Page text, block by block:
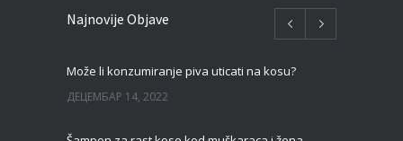
Najnovije Objave
Može li konzumiranje piva uticati na kosu?
ДЕЦЕМБАР 14, 2022